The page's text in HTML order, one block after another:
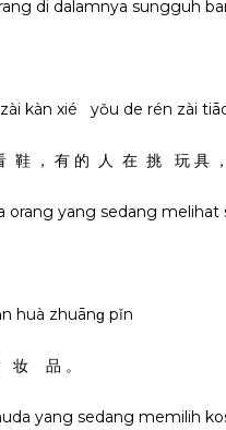
di dalamnya sungguh
kàn xié yǒu de rén zài
鞋 ， 有 的 人 在 挑 玩 具 ，
orang yang sedang
huà zhuānɡ pǐn
妆 品 。
yang sedang memilih